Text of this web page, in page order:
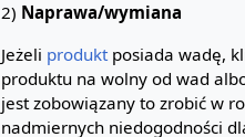
2) Naprawa/wymiana
Jeżeli produktposiada wadę,
produktu na wolny od wad
jest zobowiązany to zrobić w
nadmiernych niedogodności